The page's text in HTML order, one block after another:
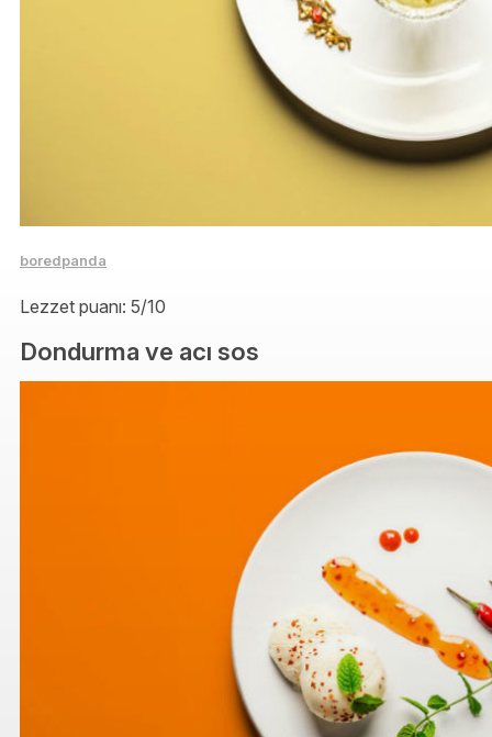
boredpanda
Lezzet puanı: 5/10
Dondurma ve acı sos